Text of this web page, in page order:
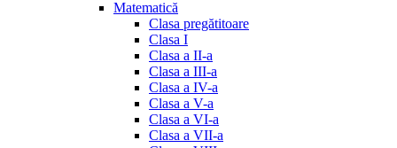
Matematică
Clasa pregătitoare
Clasa I
Clasa a II-a
Clasa a III-a
Clasa a IV-a
Clasa a V-a
Clasa a VI-a
Clasa a VII-a